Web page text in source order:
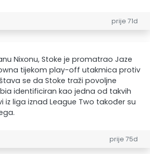
prije 71d
Nixonu, Stoke je promatrao Jaze
tijekom play-off utakmica protiv
se da Stoke traži povoljne
identificiran kao jedna od takvih
iz liga iznad League Two također su
prije 75d